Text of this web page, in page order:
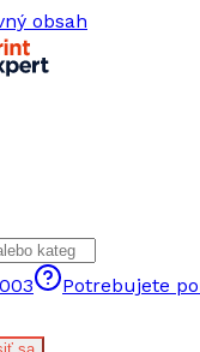
obsah
Potrebujete